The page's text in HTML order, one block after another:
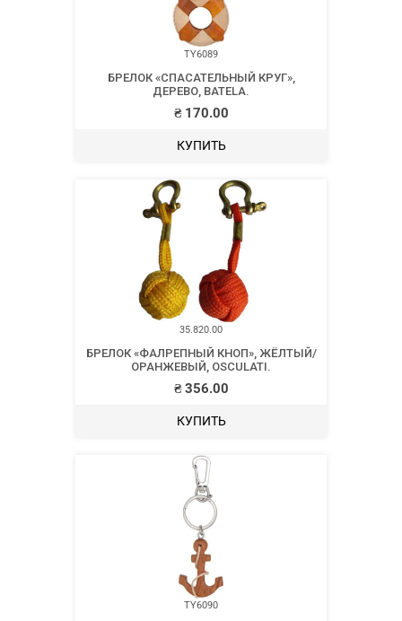
TY6089
БРЕЛОК «СПАСАТЕЛЬНЫЙ КРУГ»,
ДЕРЕВО, BATELA.
₴170.00
КУПИТЬ
35.820.00
БРЕЛОК «ФАЛРЕПНЫЙ КНОП», ЖЁЛТЫЙ/
ОРАНЖЕВЫЙ, OSCULATI.
₴356.00
КУПИТЬ
TY6090